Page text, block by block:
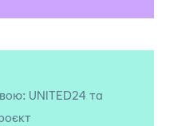
UNITED24 та